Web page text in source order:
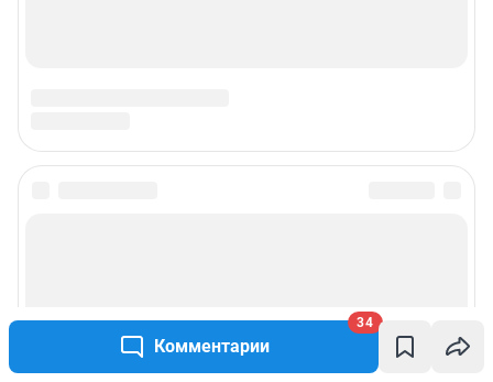
Комментарии
34